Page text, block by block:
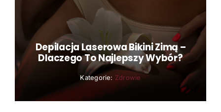
Depilacja Laserowa Bikini Zimą –
Dlaczego To Najlepszy Wybór?
Kategorie: Zdrowie